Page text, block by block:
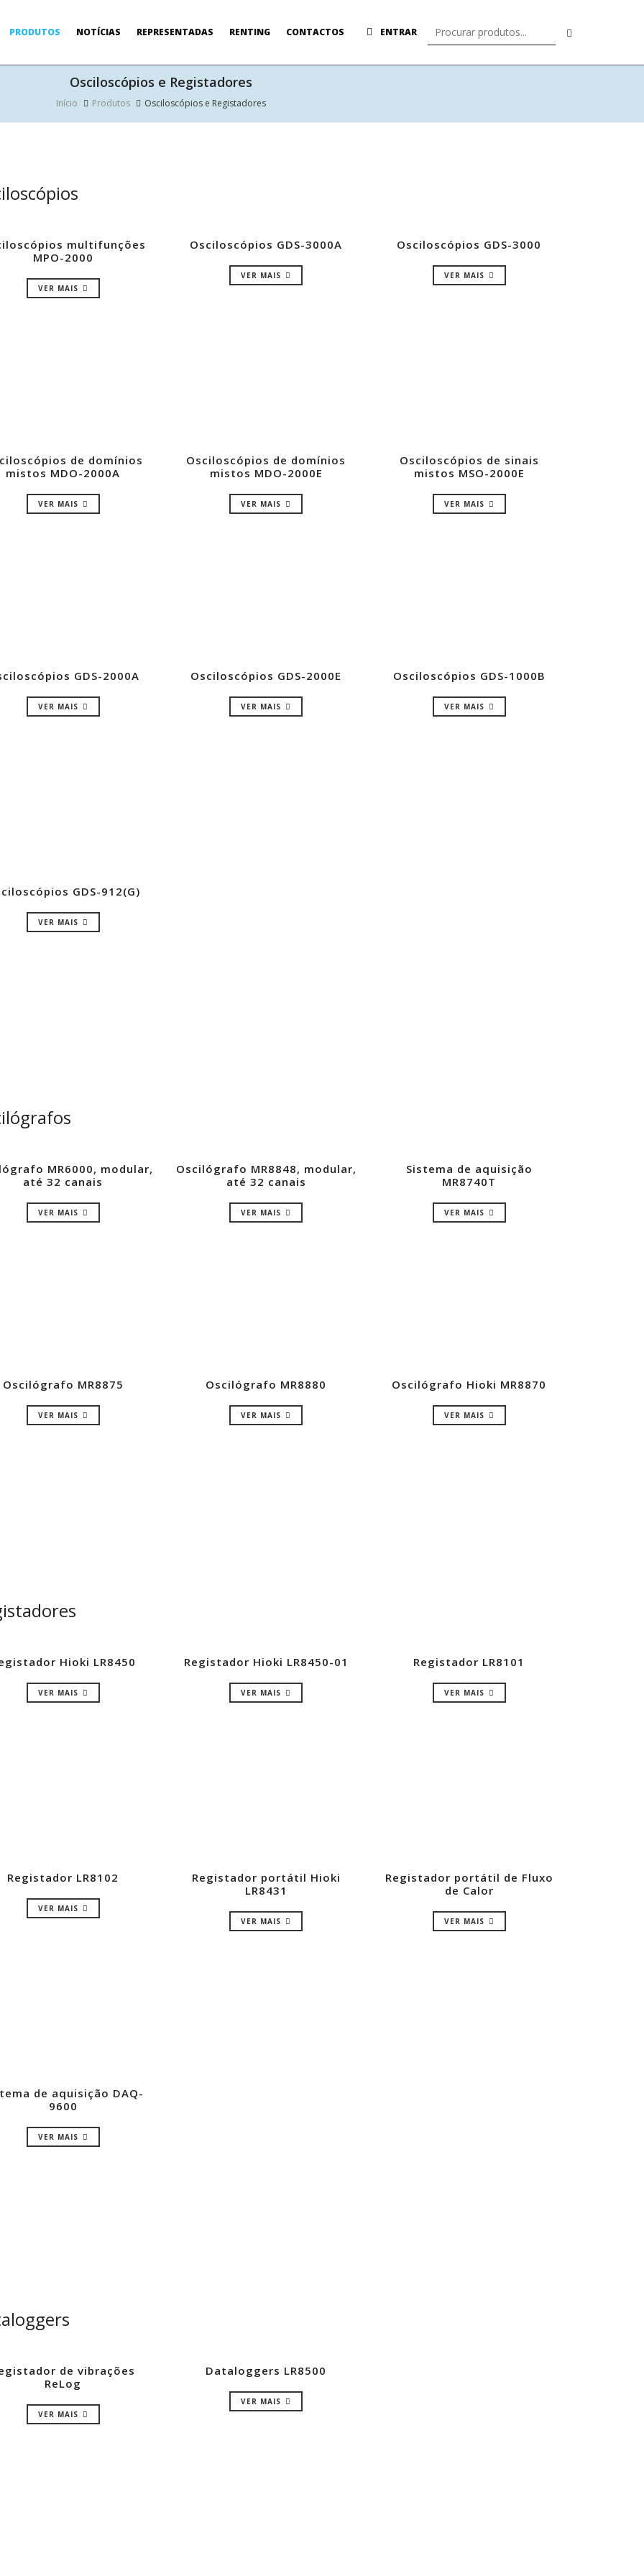
PRODUTOS NOTÍCIAS REPRESENTADAS RENTING CONTACTOS ENTRAR
Osciloscópios e Registadores
Início Produtos Osciloscópios e Registadores
multifunções
MPO-2000
VER MAIS
Osciloscópios GDS-3000A
VER MAIS
Osciloscópios GDS-3000
VER MAIS
de domínios
mistos MDO-2000A
VER MAIS
Osciloscópios de domínios
mistos MDO-2000E
VER MAIS
Osciloscópios de sinais
mistos MSO-2000E
VER MAIS
GDS-2000A
VER MAIS
Osciloscópios GDS-2000E
VER MAIS
Osciloscópios GDS-1000B
VER MAIS
GDS-912(G)
VER MAIS
MR6000, modular,
até 32 canais
VER MAIS
Oscilógrafo MR8848, modular,
até 32 canais
VER MAIS
Sistema de aquisição
MR8740T
VER MAIS
Oscilógrafo MR8875
VER MAIS
Oscilógrafo MR8880
VER MAIS
Oscilógrafo Hioki MR8870
VER MAIS
Hioki LR8450
VER MAIS
Registador Hioki LR8450-01
VER MAIS
Registador LR8101
VER MAIS
Registador LR8102
VER MAIS
Registador portátil Hioki
LR8431
VER MAIS
Registador portátil de Fluxo
de Calor
VER MAIS
de aquisição DAQ-
9600
VER MAIS
de vibrações
ReLog
VER MAIS
Dataloggers LR8500
VER MAIS